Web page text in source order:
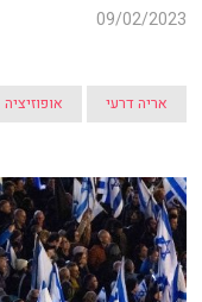
09/02/2023
אריה דרעי אופוזיציה